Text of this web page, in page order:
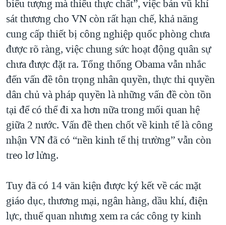
biểu tượng mà thiếu thực chất”, việc bán vũ khí
sát thương cho VN còn rất hạn chế, khả năng
cung cấp thiết bị công nghiệp quốc phòng chưa
được rõ ràng, việc chung sức hoạt động quân sự
chưa được đặt ra. Tổng thống Obama vẫn nhắc
đến vấn đề tôn trọng nhân quyền, thực thi quyền
dân chủ và pháp quyền là những vấn đề còn tồn
tại để có thể đi xa hơn nữa trong mối quan hệ
giữa 2 nước. Vấn đề then chốt về kinh tế là công
nhận VN đã có “nền kinh tế thị trường” vẫn còn
treo lơ lửng.
Tuy đã có 14 văn kiện được ký kết về các mặt
giáo dục, thương mại, ngân hàng, dầu khí, điện
lực, thuế quan nhưng xem ra các công ty kinh